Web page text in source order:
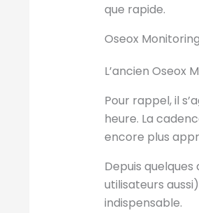
que rapide.
Oseox
L’ancien Oseox
Pour rappel, il
heure. La
encore plus
Depuis
utilisateurs
indispensable.